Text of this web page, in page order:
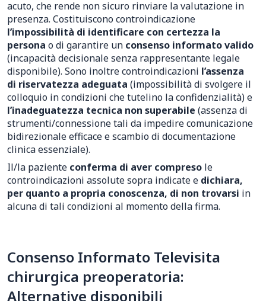
acuto, che rende non sicuro rinviare la valutazione in
presenza. Costituiscono controindicazione
l’impossibilità di identificare con certezza la
persona o di garantire un consenso informato valido
(incapacità decisionale senza rappresentante legale
disponibile). Sono inoltre controindicazioni l’assenza
di riservatezza adeguata (impossibilità di svolgere il
colloquio in condizioni che tutelino la confidenzialità) e
l’inadeguatezza tecnica non superabile (assenza di
strumenti/connessione tali da impedire comunicazione
bidirezionale efficace e scambio di documentazione
clinica essenziale).
Il/la paziente conferma di aver compreso le
controindicazioni assolute sopra indicate e dichiara,
per quanto a propria conoscenza, di non trovarsi in
alcuna di tali condizioni al momento della firma.
Consenso Informato Televisita
chirurgica preoperatoria:
Alternative disponibili